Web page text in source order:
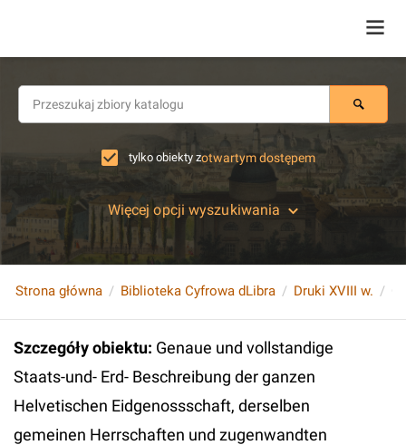
tylko obiekty zotwartym dostępem
Więcej opcji wyszukiwania
Strona główna Biblioteka Cyfrowa dLibra Druki XVIII w.
Szczegóły obiektu: Genaue und vollstandige
Staats-und- Erd- Beschreibung der ganzen
Helvetischen Eidgenossschaft, derselben
gemeinen Herrschaften und zugenwandten